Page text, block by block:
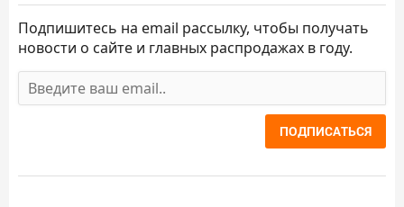
Подпишитесь на email рассылку, чтобы получать
новости о сайте и главных распродажах в году.
ПОДПИСАТЬСЯ